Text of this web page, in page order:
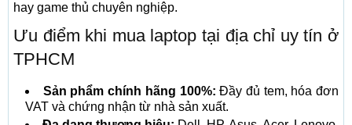
hay game thủ chuyên nghiệp.
Ưu điểm khi mua laptop tại địa chỉ uy tín ở
TPHCM
Sản phẩm chính hãng 100%: Đầy đủ tem, hóa đơn
VAT và chứng nhận từ nhà sản xuất.